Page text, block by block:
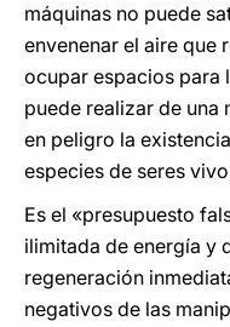
máquinas no puede
envenenar el aire que
ocupar espacios para
puede realizar de una
en peligro la
especies de seres
Es el «presupuesto
ilimitada de energía y
regeneración
negativos de las